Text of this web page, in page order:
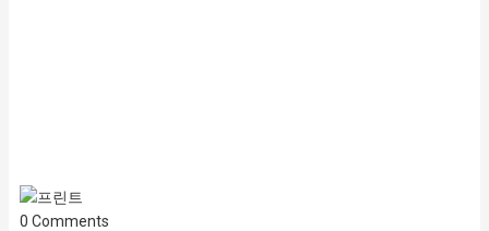
0 Comments